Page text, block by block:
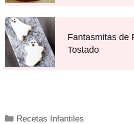
Fantasmitas de
Tostado
Recetas Infantiles